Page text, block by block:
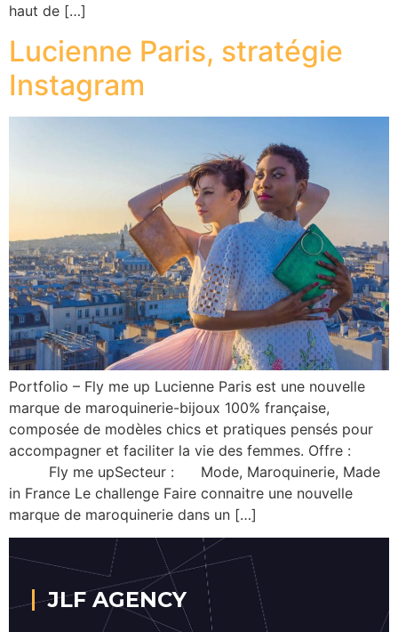
haut de […]
Lucienne Paris, stratégie
Instagram
Portfolio – Fly me up Lucienne Paris est une nouvelle
marque de maroquinerie-bijoux 100% française,
composée de modèles chics et pratiques pensés pour
accompagner et faciliter la vie des femmes. Offre :
Fly me upSecteur : Mode, Maroquinerie, Made
in France Le challenge Faire connaitre une nouvelle
marque de maroquinerie dans un […]
JLF AGENCY